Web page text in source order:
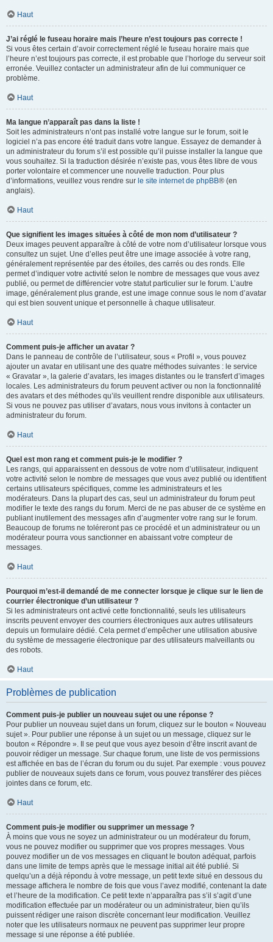
Haut
J’ai réglé le fuseau horaire mais l’heure n’est toujours pas correcte !
Si vous êtes certain d’avoir correctement réglé le fuseau horaire mais que
l’heure n’est toujours pas correcte, il est probable que l’horloge du serveur soit
erronée. Veuillez contacter un administrateur afin de lui communiquer ce
problème.
Haut
Ma langue n’apparaît pas dans la liste !
Soit les administrateurs n’ont pas installé votre langue sur le forum, soit le
logiciel n’a pas encore été traduit dans votre langue. Essayez de demander à
un administrateur du forum s’il est possible qu’il puisse installer la langue que
vous souhaitez. Si la traduction désirée n’existe pas, vous êtes libre de vous
porter volontaire et commencer une nouvelle traduction. Pour plus
d’informations, veuillez vous rendre sur le site internet de phpBB® (en
anglais).
Haut
Que signifient les images situées à côté de mon nom d’utilisateur ?
Deux images peuvent apparaître à côté de votre nom d’utilisateur lorsque vous
consultez un sujet. Une d’elles peut être une image associée à votre rang,
généralement représentée par des étoiles, des carrés ou des ronds. Elle
permet d’indiquer votre activité selon le nombre de messages que vous avez
publié, ou permet de différencier votre statut particulier sur le forum. L’autre
image, généralement plus grande, est une image connue sous le nom d’avatar
qui est bien souvent unique et personnelle à chaque utilisateur.
Haut
Comment puis-je afficher un avatar ?
Dans le panneau de contrôle de l’utilisateur, sous « Profil », vous pouvez
ajouter un avatar en utilisant une des quatre méthodes suivantes : le service
« Gravatar », la galerie d’avatars, les images distantes ou le transfert d’images
locales. Les administrateurs du forum peuvent activer ou non la fonctionnalité
des avatars et des méthodes qu’ils veuillent rendre disponible aux utilisateurs.
Si vous ne pouvez pas utiliser d’avatars, nous vous invitons à contacter un
administrateur du forum.
Haut
Quel est mon rang et comment puis-je le modifier ?
Les rangs, qui apparaissent en dessous de votre nom d’utilisateur, indiquent
votre activité selon le nombre de messages que vous avez publié ou identifient
certains utilisateurs spécifiques, comme les administrateurs et les
modérateurs. Dans la plupart des cas, seul un administrateur du forum peut
modifier le texte des rangs du forum. Merci de ne pas abuser de ce système en
publiant inutilement des messages afin d’augmenter votre rang sur le forum.
Beaucoup de forums ne toléreront pas ce procédé et un administrateur ou un
modérateur pourra vous sanctionner en abaissant votre compteur de
messages.
Haut
Pourquoi m’est-il demandé de me connecter lorsque je clique sur le lien de
courrier électronique d’un utilisateur ?
Si les administrateurs ont activé cette fonctionnalité, seuls les utilisateurs
inscrits peuvent envoyer des courriers électroniques aux autres utilisateurs
depuis un formulaire dédié. Cela permet d’empêcher une utilisation abusive
du système de messagerie électronique par des utilisateurs malveillants ou
des robots.
Haut
Problèmes de publication
Comment puis-je publier un nouveau sujet ou une réponse ?
Pour publier un nouveau sujet dans un forum, cliquez sur le bouton « Nouveau
sujet ». Pour publier une réponse à un sujet ou un message, cliquez sur le
bouton « Répondre ». Il se peut que vous ayez besoin d’être inscrit avant de
pouvoir rédiger un message. Sur chaque forum, une liste de vos permissions
est affichée en bas de l’écran du forum ou du sujet. Par exemple : vous pouvez
publier de nouveaux sujets dans ce forum, vous pouvez transférer des pièces
jointes dans ce forum, etc.
Haut
Comment puis-je modifier ou supprimer un message ?
À moins que vous ne soyez un administrateur ou un modérateur du forum,
vous ne pouvez modifier ou supprimer que vos propres messages. Vous
pouvez modifier un de vos messages en cliquant le bouton adéquat, parfois
dans une limite de temps après que le message initial ait été publié. Si
quelqu’un a déjà répondu à votre message, un petit texte situé en dessous du
message affichera le nombre de fois que vous l’avez modifié, contenant la date
et l’heure de la modification. Ce petit texte n’apparaîtra pas s’il s’agit d’une
modification effectuée par un modérateur ou un administrateur, bien qu’ils
puissent rédiger une raison discrète concernant leur modification. Veuillez
noter que les utilisateurs normaux ne peuvent pas supprimer leur propre
message si une réponse a été publiée.